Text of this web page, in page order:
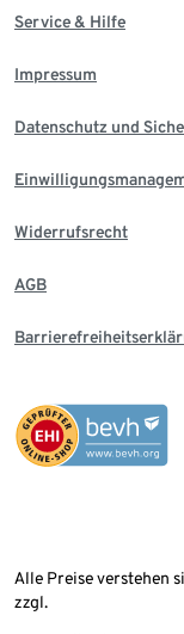
Service & Hilfe
Impressum
Datenschutz und
Widerrufsrecht
AGB
Alle Preise verstehen
zzgl.